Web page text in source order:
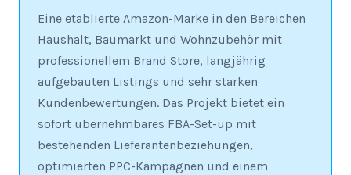
Eine etablierte Amazon-Marke in den Bereichen
Haushalt, Baumarkt und Wohnzubehör mit
professionellem Brand Store, langjährig
aufgebauten Listings und sehr starken
Kundenbewertungen. Das Projekt bietet ein
sofort übernehmbares FBA-Set-up mit
bestehenden Lieferantenbeziehungen,
optimierten PPC-Kampagnen und einem